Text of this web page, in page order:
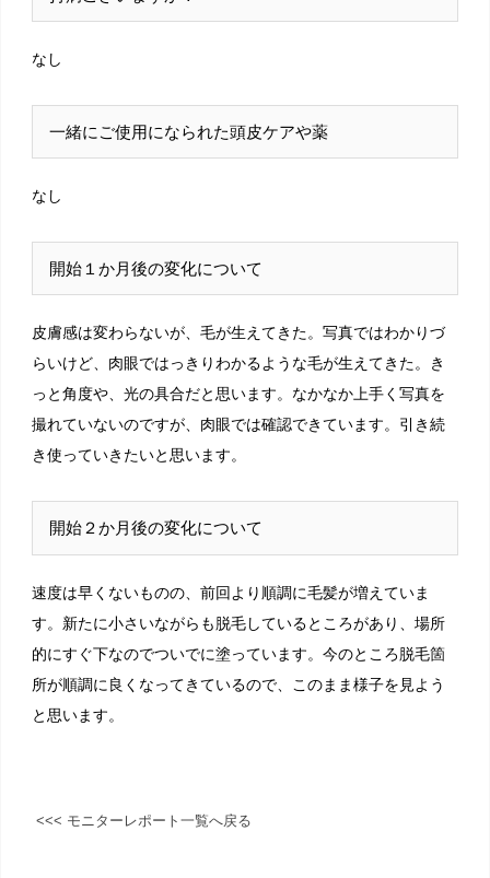
なし
一緒にご使用になられた頭皮ケアや薬
なし
開始１か月後の変化について
皮膚感は変わらないが、毛が生えてきた。写真ではわかりづ
らいけど、肉眼ではっきりわかるような毛が生えてきた。き
っと角度や、光の具合だと思います。なかなか上手く写真を
撮れていないのですが、肉眼では確認できています。引き続
き使っていきたいと思います。
開始２か月後の変化について
速度は早くないものの、前回より順調に毛髪が増えていま
す。新たに小さいながらも脱毛しているところがあり、場所
的にすぐ下なのでついでに塗っています。今のところ脱毛箇
所が順調に良くなってきているので、このまま様子を見よう
と思います。
<<< モニターレポート一覧へ戻る